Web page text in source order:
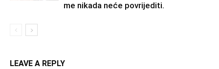
me nikada neće povrijediti.
LEAVE A REPLY